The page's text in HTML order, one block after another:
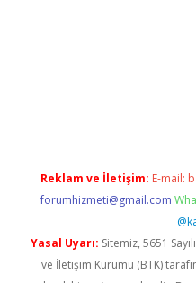
Reklam ve İletişim: E-mail:
forumhizmeti@gmail.com
Yasal Uyarı: Sitemiz, 5651
ve İletişim Kurumu (BTK)